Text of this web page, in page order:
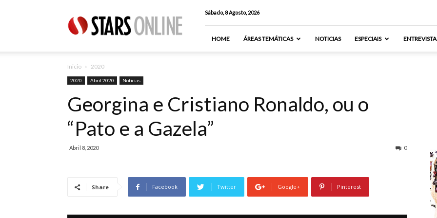
Online
Sábado, 8 Agosto, 2026
HOME ÁREAS TEMÁTICAS NOTICIAS ESPECIAIS
Inicio 2020
2020 Abril 2020 Noticias
Georgina e Cristiano Ronaldo, ou o
“Pato e a Gazela”
Abril 8, 2020 0
Share Facebook Twitter Google+ Pinterest